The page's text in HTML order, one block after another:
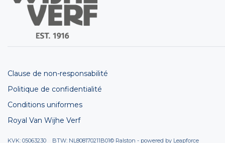
Clause de non-responsabilité
Politique de confidentialité
Conditions uniformes
Royal Van Wijhe Verf
KVK: 05063230 BTW: NL808170211B01© Ralston - powered by Leapforce